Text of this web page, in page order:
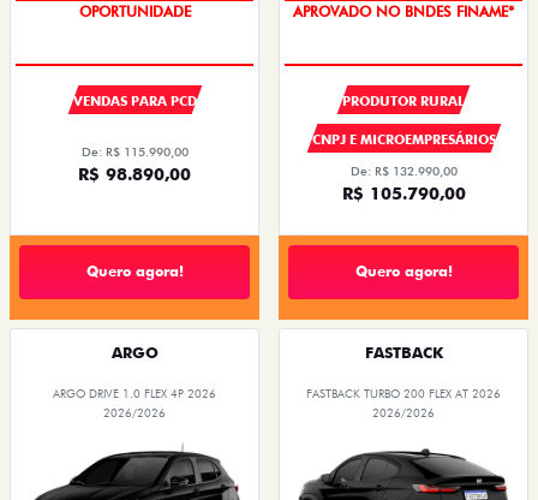
OPORTUNIDADE
VENDAS PARA PCD
De: R$ 115.990,00
R$ 98.890,00
Quero agora!
APROVADO NO BNDES FINAME*
PRODUTOR RURAL
CNPJ E MICROEMPRESÁRIOS
De: R$ 132.990,00
R$ 105.790,00
Quero agora!
ARGO
ARGO DRIVE 1.0 FLEX 4P 2026
2026/2026
FASTBACK
FASTBACK TURBO 200 FLEX AT 2026
2026/2026